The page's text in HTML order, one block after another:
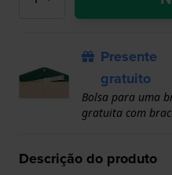
Presente
gratuito
Bolsa para uma
gratuita com
Descrição do produto